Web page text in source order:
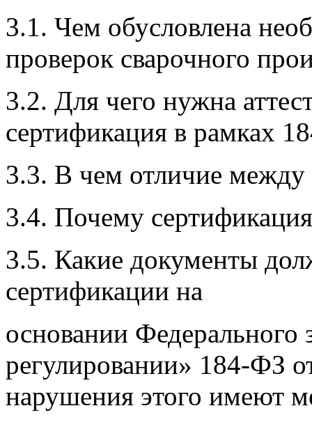
3.1. Чем обусловлена
проверок сварочного
3.2. Для чего нужна
сертификация в рамках
3.3. В чем отличие между
3.4. Почему
3.5. Какие документы
сертификации на
основании Федерального
регулировании» 184-ФЗ
нарушения этого имеют